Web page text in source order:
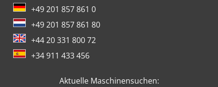
+49 201 857 861 0
+49 201 857 861 80
+44 20 331 800 72
+34 911 433 456
Aktuelle Maschinensuchen: